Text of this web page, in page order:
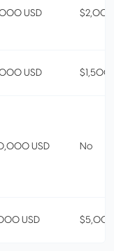
USD $2,000
USD $1,500
USD No
USD $5,000